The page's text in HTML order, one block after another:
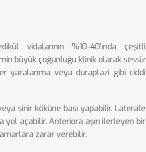
vidalarının %10-40'ında çeşitli
büyük çoğunluğu klinik olarak sessiz
yaralanma veya duraplazi gibi ciddi
sinir köküne bası yapabilir. Laterale
açabilir. Anteriora aşırı ilerleyen bir
zarar verebilir.